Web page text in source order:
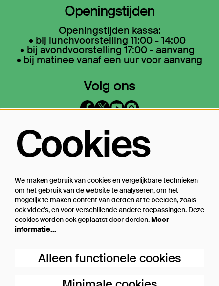
Openingstijden
Openingstijden kassa:
• bij lunchvoorstelling 11:00 - 14:00
• bij avondvoorstelling 17:00 - aanvang
• bij matinee vanaf een uur voor aanvang
Volg ons
Op de hoogte blijven?
Inschrijven
Steun Theater Bellevue
Je kunt Theater Bellevue ook steunen, van
een kleine donatie bij aankoop van jouw
Cookies
We maken gebruik van cookies en vergelijkbare technieken
om het gebruik van de website te analyseren, om het
mogelijk te maken content van derden af te beelden, zoals
ook video’s, en voor verschillende andere toepassingen. Deze
cookies worden ook geplaatst door derden. Meer
informatie…
Alleen functionele cookies